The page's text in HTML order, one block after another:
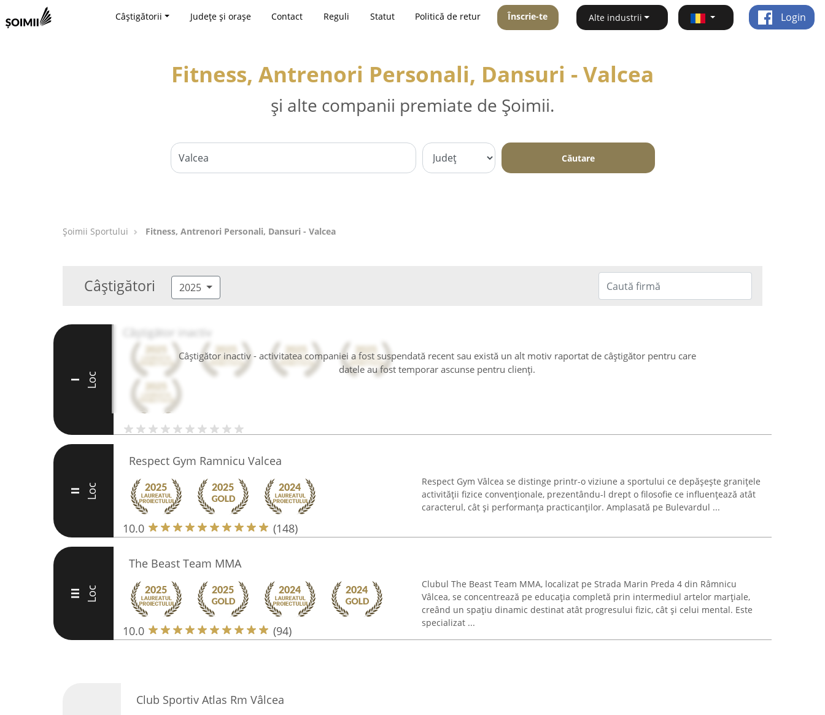
Câștigătorii Județe și orașe Contact Reguli Statut Politică de retur Înscrie-te Alte industrii Login
Fitness, Antrenori Personali, Dansuri - Valcea
și alte companii premiate de Șoimii.
Căutare
Șoimii Sportului Fitness, Antrenori Personali, Dansuri - Valcea
Câștigători 2025
Câștigător inactiv - activitatea companiei a fost suspendată recent sau există un alt motiv raportat de câștigător pentru care
datele au fost temporar ascunse pentru clienți.
I Loc
Câștigător inactiv
II Loc
Respect Gym Ramnicu Valcea
10.0 (148)
Respect Gym Vâlcea se distinge printr-o viziune a sportului ce depășește granițele
activității fizice convenționale, prezentându-l drept o filosofie ce influențează atât
caracterul, cât și performanța practicanților. Amplasată pe Bulevardul ...
III Loc
The Beast Team MMA
10.0 (94)
Clubul The Beast Team MMA, localizat pe Strada Marin Preda 4 din Râmnicu
Vâlcea, se concentrează pe educația completă prin intermediul artelor marțiale,
creând un spațiu dinamic destinat atât progresului fizic, cât și celui mental. Este
specializat ...
Club Sportiv Atlas Rm Vâlcea